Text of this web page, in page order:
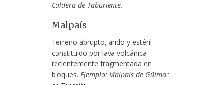
Caldera de Taburiente.
Malpaís
Terreno abrupto, árido y estéril
constituido por lava volcánica
recientemente fragmentada en
bloques. Ejemplo: Malpaís de Güimar